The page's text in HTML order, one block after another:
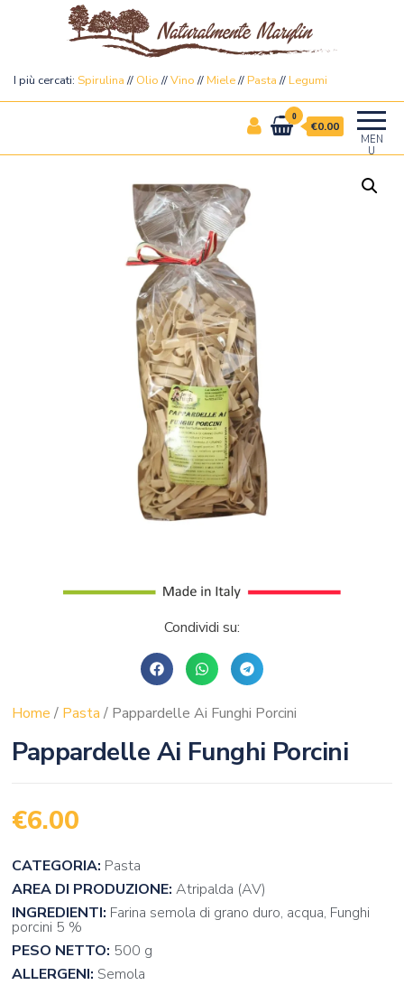
Naturalmente Marylin
I più cercati: Spirulina // Olio //Vino // Miele// Pasta // Legumi
MEN
U
0
€0.00
Condividi su:
Home / Pasta / Pappardelle Ai Funghi Porcini
Pappardelle Ai Funghi Porcini
€6.00
CATEGORIA: Pasta
AREA DI PRODUZIONE:Atripalda (AV)
INGREDIENTI: Farina semola di grano duro, acqua, Funghi
porcini 5 %
PESO NETTO: 500 g
ALLERGENI: Semola